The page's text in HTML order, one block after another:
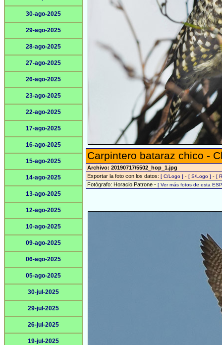
30-ago-2025
29-ago-2025
28-ago-2025
27-ago-2025
26-ago-2025
23-ago-2025
22-ago-2025
17-ago-2025
16-ago-2025
15-ago-2025
14-ago-2025
13-ago-2025
12-ago-2025
10-ago-2025
09-ago-2025
06-ago-2025
05-ago-2025
30-jul-2025
29-jul-2025
26-jul-2025
19-jul-2025
Carpintero bataraz chico -
Archivo: 20190717/5502_hop_1.jpg
Exportar la foto con los datos: [ C/Logo ] - [ S/Logo ] - [
Fotógrafo: Horacio Patrone - [ Ver más fotos de esta